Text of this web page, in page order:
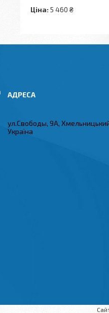
Ціна: 5 460 ₴
ул.Свободы, 9А,
Україна